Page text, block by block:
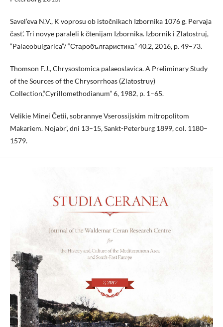
Savel’eva N.V., K voprosu ob istočnikach Izbornika 1076 g. Pervaja
čast’. Tri novye paraleli k čtenijam Izbornika. Izbornik i Zlatostruj,
“Palaeobulgarica”/ “Старобългаристика” 40.2, 2016, p. 49–73.
Thomson F.J., Chrysostomica palaeoslavica. A Preliminary Study
of the Sources of the Chrysorrhoas (Zlatostruy)
Collection,“Cyrillomethodianum” 6, 1982, p. 1–65.
Velikie Minei Četii, sobrannye Vserossijskim mitropolitom
Makariem. Nojabr’, dni 13–15, Sankt-Peterburg 1899, col. 1180–
1579.